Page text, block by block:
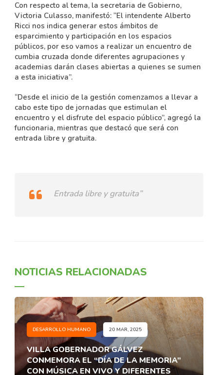
Con respecto al tema, la secretaria de Gobierno,
Victoria Culasso, manifestó: “El intendente Alberto
Ricci nos indica generar estos ámbitos de
esparcimiento y participación en los espacios
públicos, por eso vamos a realizar un encuentro de
cumbia cruzada donde diferentes agrupaciones y
academias darán clases abiertas a quienes se sumen
a esta iniciativa”.
“Desde el inicio de la gestión comenzamos a llevar a
cabo este tipo de jornadas que estimulan el
encuentro y el disfrute del espacio público”, agregó la
funcionaria, mientras que destacó que será con
entrada libre y gratuita.
Entrada libre y gratuita”
NOTICIAS RELACIONADAS
DESARROLLO HUMANO 20 MAR, 2025
VILLA GOBERNADOR GÁLVEZ
CONMEMORA EL “DÍA DE LA MEMORIA”
CON MÚSICA EN VIVO Y DIFERENTES